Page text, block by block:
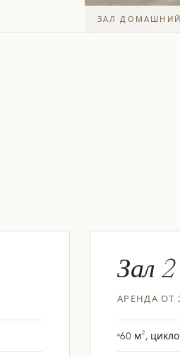
ЗАЛ ДОМАШНИЙ
Зал
АРЕНДА ОТ
60 м²,